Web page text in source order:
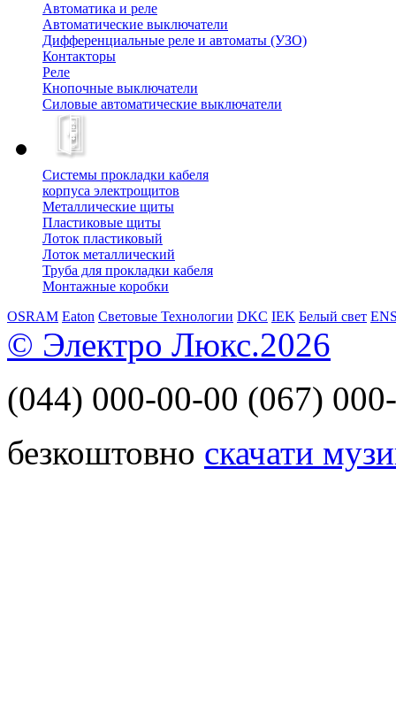
Автоматика и реле
Автоматические выключатели
Дифференциальные реле и автоматы (УЗО)
Контакторы
Реле
Кнопочные выключатели
Силовые автоматические выключатели
Системы прокладки кабеля
корпуса электрощитов
Металлические щиты
Пластиковые щиты
Лоток пластиковый
Лоток металлический
Труба для прокладки кабеля
Монтажные коробки
OSRAM Eaton Световые Технологии DKC IEK Белый свет
© Электро Люкс.2026
(044) 000-00-00 (067)
безкоштовно скачати